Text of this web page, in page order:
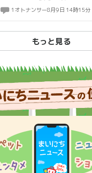
1 オトナンサー8月9日 14時15分
もっと見る